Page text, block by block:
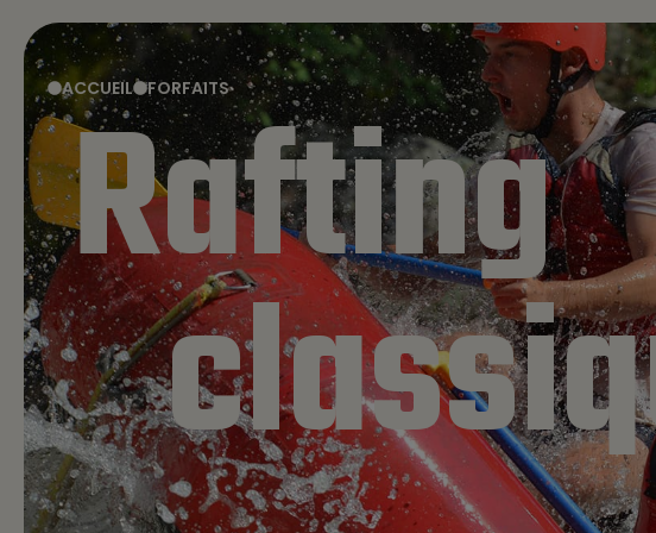
ACCUEIL FORFAITS
ACCUEIL FORFAITS
Rafting